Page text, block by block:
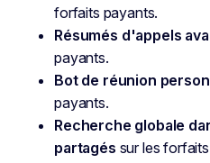
forfaits payants.
Résumés d'appels
payants.
Bot de réunion
payants.
Recherche globale
partagés sur les